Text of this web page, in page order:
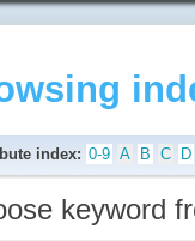
index: 0-9 A B C D
keyword